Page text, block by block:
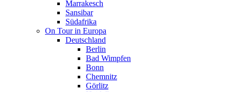
Marrakesch
Sansibar
Südafrika
On Tour in Europa
Deutschland
Berlin
Bad Wimpfen
Bonn
Chemnitz
Görlitz